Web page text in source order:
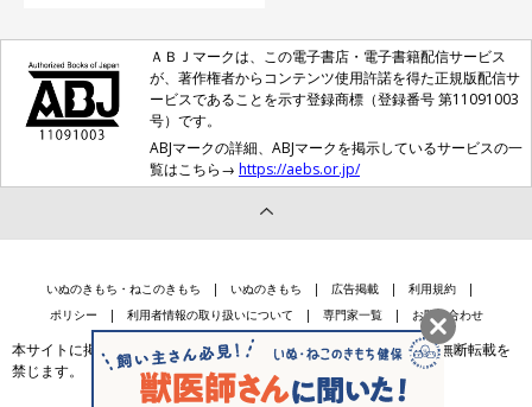
ＡＢＪマークは、この電子書店・電子書籍配信サービス
が、著作権者からコンテンツ使用許諾を得た正規版配信サ
ービスであることを示す登録商標（登録番号 第11091003
号）です。
ABJマークの詳細、ABJマークを掲示しているサービスの一
覧はこちら→ https://aebs.or.jp/
いぬのきもち・ねこのきもち いぬのきもち 広告掲載
利用規約
ポリシー
利用者情報の取り扱いについて 専門家一覧 お問い合わせ
本サイトに掲載されている記事・写真・イラスト等のコンテンツの無断転載を
禁じます。